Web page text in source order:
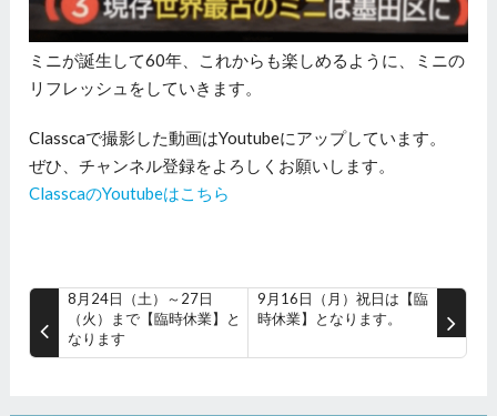
ミニが誕生して60年、これからも楽しめるように、ミニの
リフレッシュをしていきます。
Classcaで撮影した動画はYoutubeにアップしています。
ぜひ、チャンネル登録をよろしくお願いします。
ClasscaのYoutubeはこちら
8月24日（土）～27日
（火）まで【臨時休業】と
なります
9月16日（月）祝日は【臨
時休業】となります。